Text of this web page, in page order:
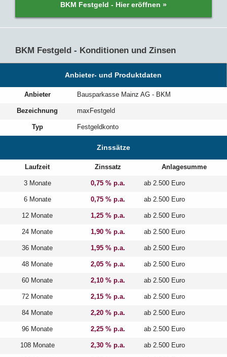
BKM Festgeld - Hier eröffnen »
BKM Festgeld - Konditionen und Zinsen
Anbieter- und Produktdaten
Anbieter Bausparkasse Mainz AG - BKM
Bezeichnung maxFestgeld
Typ Festgeldkonto
Zinssätze
Laufzeit Zinssatz Anlagesumme
3 Monate 0,75 % p.a. ab 2.500 Euro
6 Monate 0,75 % p.a. ab 2.500 Euro
12 Monate 1,25 % p.a. ab 2.500 Euro
24 Monate 1,90 % p.a. ab 2.500 Euro
36 Monate 1,95 % p.a. ab 2.500 Euro
48 Monate 2,05 % p.a. ab 2.500 Euro
60 Monate 2,10 % p.a. ab 2.500 Euro
72 Monate 2,15 % p.a. ab 2.500 Euro
84 Monate 2,20 % p.a. ab 2.500 Euro
96 Monate 2,25 % p.a. ab 2.500 Euro
108 Monate 2,30 % p.a. ab 2.500 Euro